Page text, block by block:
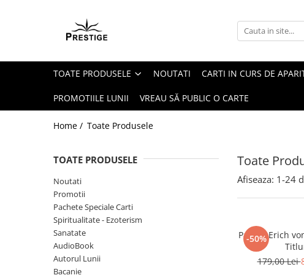
Toate Produsele
Pachete Speciale Carti
Spiritualitate - Ezoterism
AngelConnection
Chiromantie
Dezvoltare Spirituala
KidConnection
Minte Corp
New Illuminati Files
TOATE PRODUSELE NOUTATI CARTI IN CURS DE
PROMOTIILE LUNII VREAU SĂ PUBLIC O CARTE
Home / Toate Produsele
Toate
TOATE PRODUSELE
Noutati
Promotii
Pachete Speciale Carti
Spiritualitate - Ezoterism
Sanatate
AudioBook
Autorul Lunii
Bacanie
Afiseaza: 1-24
-50%
Pachet Erich
179,00 Lei